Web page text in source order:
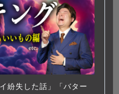
紛失した話」「バター